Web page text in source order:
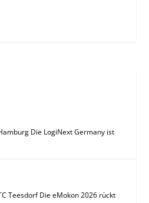
Die LogiNext Germany ist
Teesdorf Die eMokon 2026 rückt